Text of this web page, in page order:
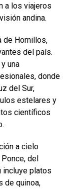
a los viajeros
andina.
de Hornillos,
del país.
una
donde
del Sur,
estelares y
científicos
a cielo
del
incluye platos
de quinoa,